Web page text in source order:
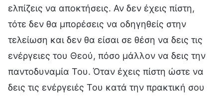
ελπίζεις να αποκτήσεις. Αν δεν έχεις πίστη,
τότε δεν θα μπορέσεις να οδηγηθείς στην
τελείωση και δεν θα είσαι σε θέση να δεις τις
ενέργειες του Θεού, πόσο μάλλον να δεις την
παντοδυναμία Του. Όταν έχεις πίστη ώστε να
δεις τις ενέργειές Του κατά την πρακτική σου